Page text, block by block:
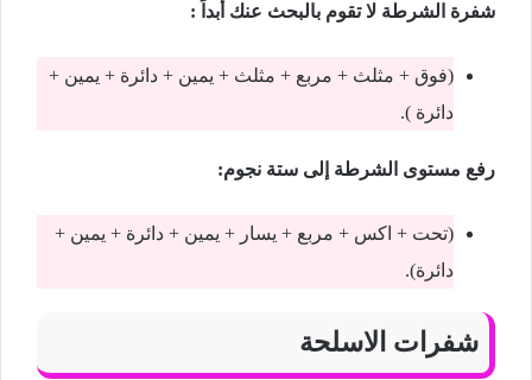
شفرة الشرطة لا تقوم بالبحث عنك أبداً :
(فوق + مثلث + مربع + مثلث + يمين + دائرة + يمين +
دائرة ).
رفع مستوى الشرطة إلى ستة نجوم:
(تحت + اكس + مربع + يسار + يمين + دائرة + يمين +
دائرة).
شفرات الاسلحة